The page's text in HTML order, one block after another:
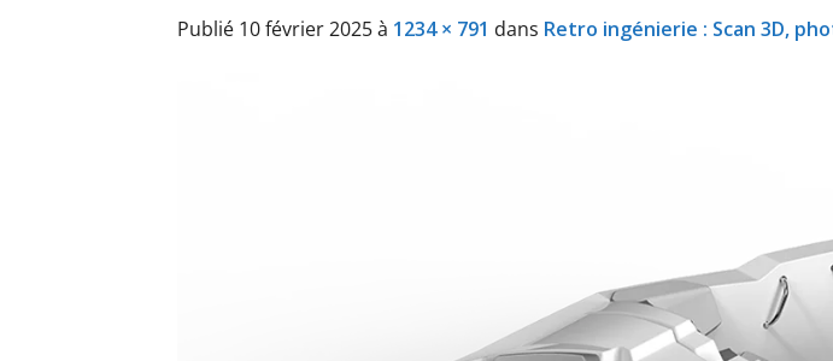
Publié 10 février 2025à 1234 × 791 dans Retro ingénierie : Scan 3D,